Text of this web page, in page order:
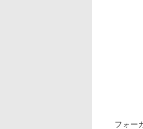
フォー